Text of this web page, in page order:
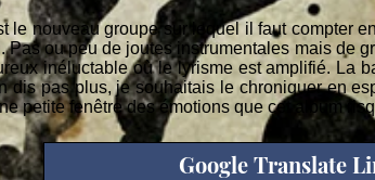
le nouveau groupe sur lequel il faut compter
Pas ou peu de joutes instrumentales mais de
inéluctable où le lyrisme est amplifié. La
dis pas plus, je souhaitais le chroniquer en
petite fenêtre des émotions que cet album
Google Translate